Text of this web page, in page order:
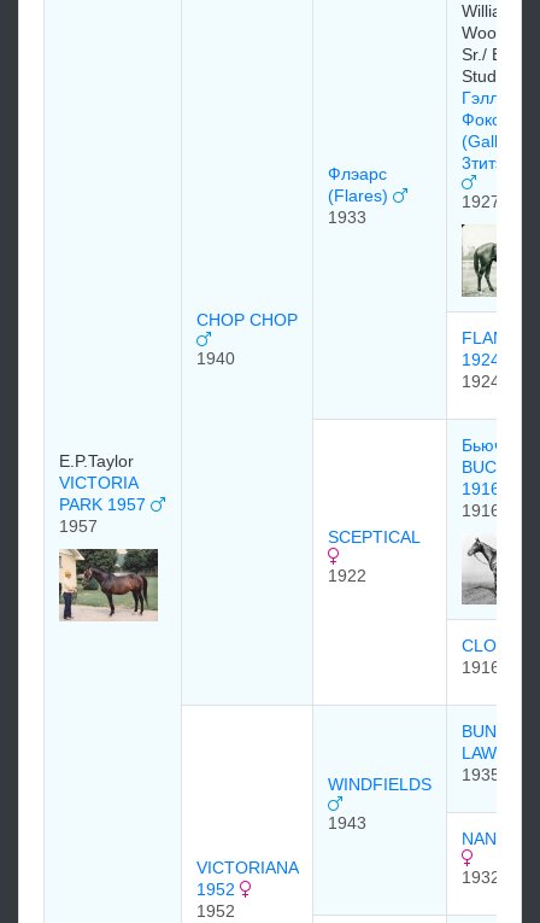
E.P.Taylor
VICTORIA
PARK 1957
1957
CHOP CHOP
1940
Флэарс
(Flares)
1933
William
Sr./ Belair
Stud
Гэллэнт
Фокс
(Gallant
3титэм2
1927
1924
1924
SCEPTICAL
1922
Бьючан
BUCHAN
1916
1916
1916
VICTORIANA
1952
1952
WINDFIELDS
1943
BUNTY
1935
NANDI
1932